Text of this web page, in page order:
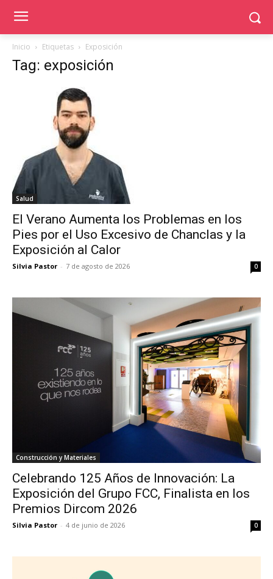
Inicio Etiquetas Exposición
Tag: exposición
Salud
El Verano Aumenta los Problemas en los
Pies por el Uso Excesivo de Chanclas y la
Exposición al Calor
Silvia Pastor - 7 de agosto de 2026 0
Construcción y Materiales
Celebrando 125 Años de Innovación: La
Exposición del Grupo FCC, Finalista en los
Premios Dircom 2026
Silvia Pastor - 4 de junio de 2026 0